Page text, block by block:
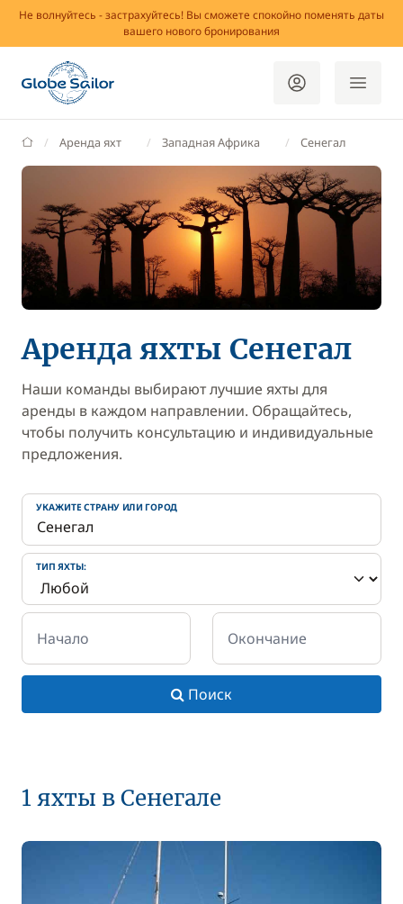
Не волнуйтесь - застрахуйтесь! Вы сможете спокойно поменять даты
вашего нового бронирования
GlobeSailor
Аренда яхт Западная Африка Сенегал
Аренда яхты Сенегал
Наши команды выбирают лучшие яхты для
аренды в каждом направлении. Обращайтесь,
чтобы получить консультацию и индивидуальные
предложения.
УКАЖИТЕ СТРАНУ ИЛИ ГОРОД
ТИП ЯХТЫ:
Начало Окончание
Поиск
1 яхты в Сенегале